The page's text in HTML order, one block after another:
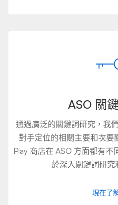
ASO 關
通過廣泛的關鍵詞研究，我
對手定位的相關主要和次要
Play 商店在 ASO 方面都有不
於深入關鍵詞研究
現在了